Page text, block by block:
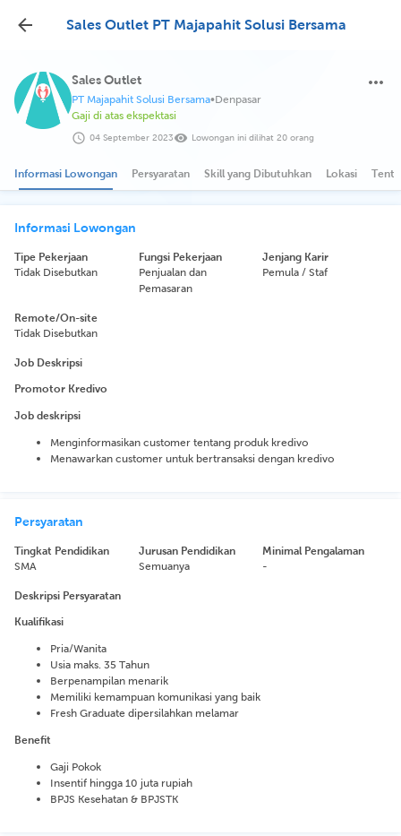
Sales Outlet PT Majapahit Solusi Bersama
Sales Outlet
PT Majapahit Solusi Bersama•Denpasar
Gaji di atas ekspektasi
Lowongan ini dilihat 20 orang
04 September 2023
Informasi Lowongan Persyaratan Skill yang Dibutuhkan Lokasi
Informasi Lowongan
Tipe Pekerjaan
Tidak Disebutkan
Fungsi Pekerjaan
Penjualan dan
Pemasaran
Jenjang Karir
Pemula / Staf
Remote/On-site
Tidak Disebutkan
Job Deskripsi
Promotor Kredivo
Job deskripsi
Menginformasikan customer tentang produk kredivo
Menawarkan customer untuk bertransaksi dengan kredivo
Persyaratan
Tingkat Pendidikan
SMA
Jurusan Pendidikan
Semuanya
Minimal Pengalaman
-
Deskripsi Persyaratan
Kualifikasi
Pria/Wanita
Usia maks. 35 Tahun
Berpenampilan menarik
Memiliki kemampuan komunikasi yang baik
Fresh Graduate dipersilahkan melamar
Benefit
Gaji Pokok
Insentif hingga 10 juta rupiah
BPJS Kesehatan & BPJSTK